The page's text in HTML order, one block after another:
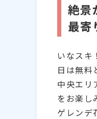
絶景
最寄
いなスキ
日は無料
中央エリ
をお楽し
ゲレンデ